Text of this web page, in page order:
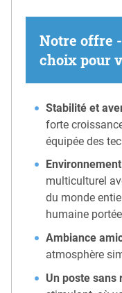
Notre offre -
choix pour
Stabilité et
forte
équipée des
multiculturel
du monde
humaine
Ambiance
atmosphère
Un poste sans